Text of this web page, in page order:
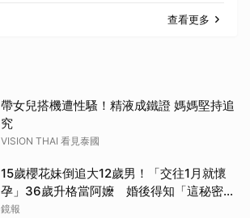
查看更多
帶女兒搭機遭性騷！精液成鐵證 媽媽堅持追
究
VISION THAI 看見泰國
15歲櫻花妹倒追大12歲男！「交往1月就懷
孕」36歲升格當阿嬤 婚後得知「這秘密」
傻眼了
鏡報